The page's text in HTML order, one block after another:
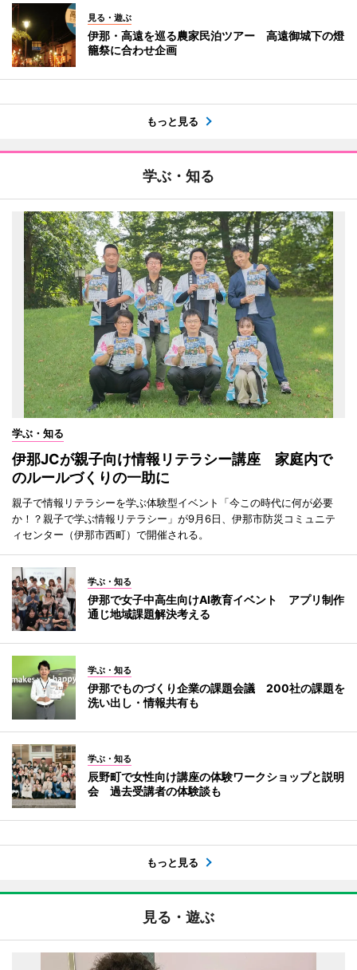
見る・遊ぶ
伊那・高遠を巡る農家民泊ツアー 高遠御城下の燈
籠祭に合わせ企画
もっと見る
学ぶ・知る
学ぶ・知る
伊那JCが親子向け情報リテラシー講座 家庭内で
のルールづくりの一助に
親子で情報リテラシーを学ぶ体験型イベント「今この時代に何が必要
か！？親子で学ぶ情報リテラシー」が9月6日、伊那市防災コミュニテ
ィセンター（伊那市西町）で開催される。
学ぶ・知る
伊那で女子中高生向けAI教育イベント アプリ制作
通じ地域課題解決考える
学ぶ・知る
伊那でものづくり企業の課題会議 200社の課題を
洗い出し・情報共有も
学ぶ・知る
辰野町で女性向け講座の体験ワークショップと説明
会 過去受講者の体験談も
もっと見る
見る・遊ぶ